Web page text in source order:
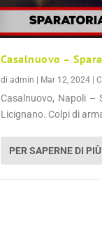
Casalnuovo –
di admin | Mar 12, 2024|
Casalnuovo, Napoli –
Licignano. Colpi di
PER SAPERNE DI PIÙ